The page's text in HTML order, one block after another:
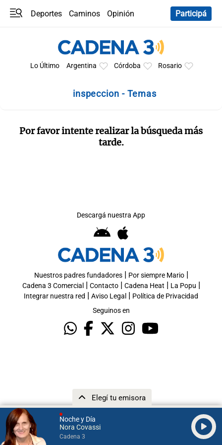
Noche y Día
Nora Covassi
Cadena 3
Elegí tu emisora
Deportes Caminos
Opinión
Participá
Lo Último Argentina Córdoba Rosario
inspeccion - Temas
Por favor intente realizar la búsqueda más
tarde.
Descargá nuestra App
Nuestros padres fundadores| Por siempre Mario|
Cadena 3 Comercial | Contacto| Cadena Heat | La Popu |
Integrar nuestra red | Aviso Legal | Política de Privacidad
Seguinos en